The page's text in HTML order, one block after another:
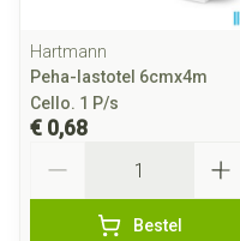
Hartmann
Peha-lastotel 6cmx4m
Cello. 1 P/s
€ 0,68
Bestel